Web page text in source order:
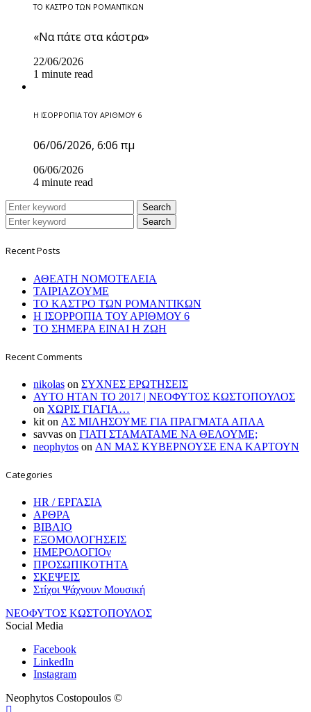
ΤΟ ΚΑΣΤΡΟ ΤΩΝ ΡΟΜΑΝΤΙΚΩΝ
«Να πάτε στα κάστρα»
22/06/2026
1 minute read
Η ΙΣΟΡΡΟΠΙΑ ΤΟΥ ΑΡΙΘΜΟΥ 6
06/06/2026, 6:06 πμ
06/06/2026
4 minute read
Search
Search
Recent Posts
ΑΘΕΑΤΗ ΝΟΜΟΤΕΛΕΙΑ
ΤΑΙΡΙΑΖΟΥΜΕ
ΤΟ ΚΑΣΤΡΟ ΤΩΝ ΡΟΜΑΝΤΙΚΩΝ
Η ΙΣΟΡΡΟΠΙΑ ΤΟΥ ΑΡΙΘΜΟΥ 6
ΤΟ ΣΗΜΕΡΑ ΕΙΝΑΙ Η ΖΩΗ
Recent Comments
nikolas on ΣΥΧΝΕΣ ΕΡΩΤΗΣΕΙΣ
ΑΥΤΟ ΗΤΑΝ ΤΟ 2017 | ΝΕΟΦΥΤΟΣ ΚΩΣΤΟΠΟΥΛΟΣ
on ΧΩΡΙΣ ΓΙΑΓΙΑ…
kit on ΑΣ ΜΙΛΗΣΟΥΜΕ ΓΙΑ ΠΡΑΓΜΑΤΑ ΑΠΛΑ
savvas on ΓΙΑΤΙ ΣΤΑΜΑΤΑΜΕ ΝΑ ΘΕΛΟΥΜΕ;
neophytos on ΑΝ ΜΑΣ ΚΥΒΕΡΝΟΥΣΕ ΕΝΑ ΚΑΡΤΟΥΝ
Categories
HR / ΕΡΓΑΣΙΑ
ΑΡΘΡΑ
ΒΙΒΛΙΟ
ΕΞΟΜΟΛΟΓΗΣΕΙΣ
ΗΜΕΡΟΛΟΓΙΟν
ΠΡΟΣΩΠΙΚΟΤΗΤΑ
ΣΚΕΨΕΙΣ
Στίχοι Ψάχνουν Μουσική
ΝΕΟΦΥΤΟΣ ΚΩΣΤΟΠΟΥΛΟΣ
Social Media
Facebook
LinkedIn
Instagram
Neophytos Costopoulos ©